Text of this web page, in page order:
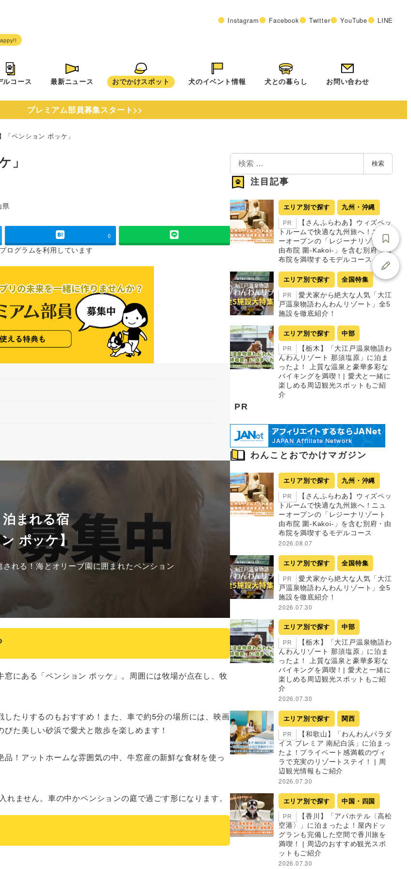
Instagram Facebook Twitter YouTube LINE
ルコース 最新ニュース おでかけスポット 犬のイベント情報 犬との暮らし お問い合わせ
プレミアム部員募集スタート>>
「ペンション ポッケ」
」
県
0
ログラムを利用しています
まれる宿
ポッケ】
れる！海とオリーブ園に囲まれたペンション
にある「ペンション ポッケ」。周囲には牧場が点在し、牧
たりするのもおすすめ！また、車で約5分の場所には、映画
た美しい砂浜で愛犬と散歩を楽しめます！
！アットホームな雰囲気の中、牛窓産の新鮮な食材を使っ
ません。車の中かペンションの庭で過ごす形になります。
検
索
検索
注目記事
エリア別で探す 九州・沖縄
PR
【さんふらわあ】ウィズペッ
トルームで快適な九州旅へ！ニュ
ーオープンの「レジーナリゾート
由布院 圍-Kakoi-」を含む別府・由
布院を満喫するモデルコース
エリア別で探す 全国特集
PR
愛犬家から絶大な人気「大江
戸温泉物語わんわんリゾート」全5
施設を徹底紹介！
エリア別で探す 中部
PR
【栃木】「大江戸温泉物語わ
んわんリゾート 那須塩原」に泊ま
ったよ！ 上質な温泉と豪華多彩な
バイキングを満喫！| 愛犬と一緒に
楽しめる周辺観光スポットもご紹
介
PR
わんことおでかけマガジン
エリア別で探す 九州・沖縄
PR
【さんふらわあ】ウィズペッ
トルームで快適な九州旅へ！ニュ
ーオープンの「レジーナリゾート
由布院 圍-Kakoi-」を含む別府・由
布院を満喫するモデルコース
2026.08.07
エリア別で探す 全国特集
PR
愛犬家から絶大な人気「大江
戸温泉物語わんわんリゾート」全5
施設を徹底紹介！
2026.07.30
エリア別で探す 中部
PR
【栃木】「大江戸温泉物語わ
んわんリゾート 那須塩原」に泊ま
ったよ！ 上質な温泉と豪華多彩な
バイキングを満喫！| 愛犬と一緒に
楽しめる周辺観光スポットもご紹
介
2026.07.30
エリア別で探す 関西
PR
【和歌山】「わんわんパラダ
イス プレミア 南紀白浜」に泊まっ
たよ！プライベート感満載のヴィ
ラで充実のリゾートステイ！ | 周
辺観光情報もご紹介
2026.07.30
エリア別で探す 中国・四国
PR
【香川】「アパホテル〈高松
空港〉」に泊まったよ！屋内ドッ
グランも完備した空間で香川旅を
満喫！ | 周辺のおすすめ観光スポ
ットもご紹介
2026.07.30